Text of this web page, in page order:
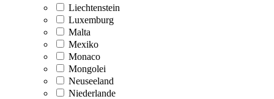
Liechtenstein
Luxemburg
Malta
Mexiko
Monaco
Mongolei
Neuseeland
Niederlande